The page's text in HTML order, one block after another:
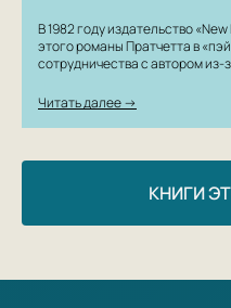
В 1982 году издательство
этого романы Пратчетта в
сотрудничества с автором из-
Читать далее →
КНИГИ